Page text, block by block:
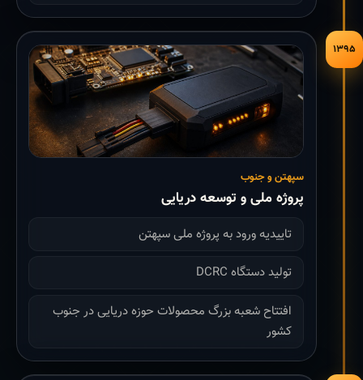
۱۳۹۵
سپهتن و جنوب
پروژه ملی و توسعه دریایی
تاییدیه ورود به پروژه ملی سپهتن
تولید دستگاه DCRC
افتتاح شعبه بزرگ محصولات حوزه دریایی در جنوب
کشور